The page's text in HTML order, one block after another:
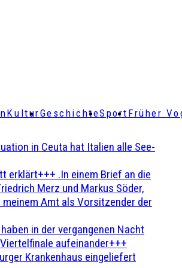
KulturGeschichteSport Früher
in Ceuta hat Italien alle See-
erklärt+++ .In einem Brief an die
Merz und Markus Söder,
Amt als Vorsitzender der
in der vergangenen Nacht
aufeinander+++
Krankenhaus eingeliefert